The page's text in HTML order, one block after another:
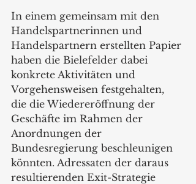
In einem gemeinsam mit den
Handelspartnerinnen und
Handelspartnern erstellten Papier
haben die Bielefelder dabei
konkrete Aktivitäten und
Vorgehensweisen festgehalten,
die die Wiedereröffnung der
Geschäfte im Rahmen der
Anordnungen der
Bundesregierung beschleunigen
könnten. Adressaten der daraus
resultierenden Exit-Strategie